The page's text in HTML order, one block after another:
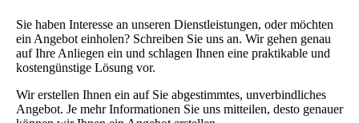
Sie haben Interesse an unseren Dienstleistungen, oder möchten
ein Angebot einholen? Schreiben Sie uns an. Wir gehen genau
auf Ihre Anliegen ein und schlagen Ihnen eine praktikable und
kostengünstige Lösung vor.
Wir erstellen Ihnen ein auf Sie abgestimmtes, unverbindliches
Angebot. Je mehr Informationen Sie uns mitteilen, desto genauer